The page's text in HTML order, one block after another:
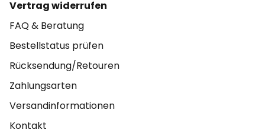
Vertrag widerrufen
FAQ & Beratung
Bestellstatus prüfen
Rücksendung/Retouren
Zahlungsarten
Versandinformationen
Kontakt